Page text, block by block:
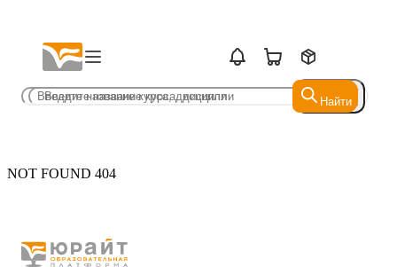
Найти
Найти
NOT FOUND 404